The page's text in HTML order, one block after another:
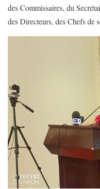
des Commissaires, du
des Directeurs, des Chefs de